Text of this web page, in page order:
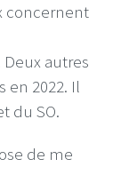
concernent
autres
en 2022. Il
du SO.
de me